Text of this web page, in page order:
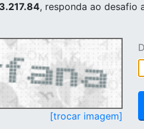
, responda ao desafio
[trocar imagem]